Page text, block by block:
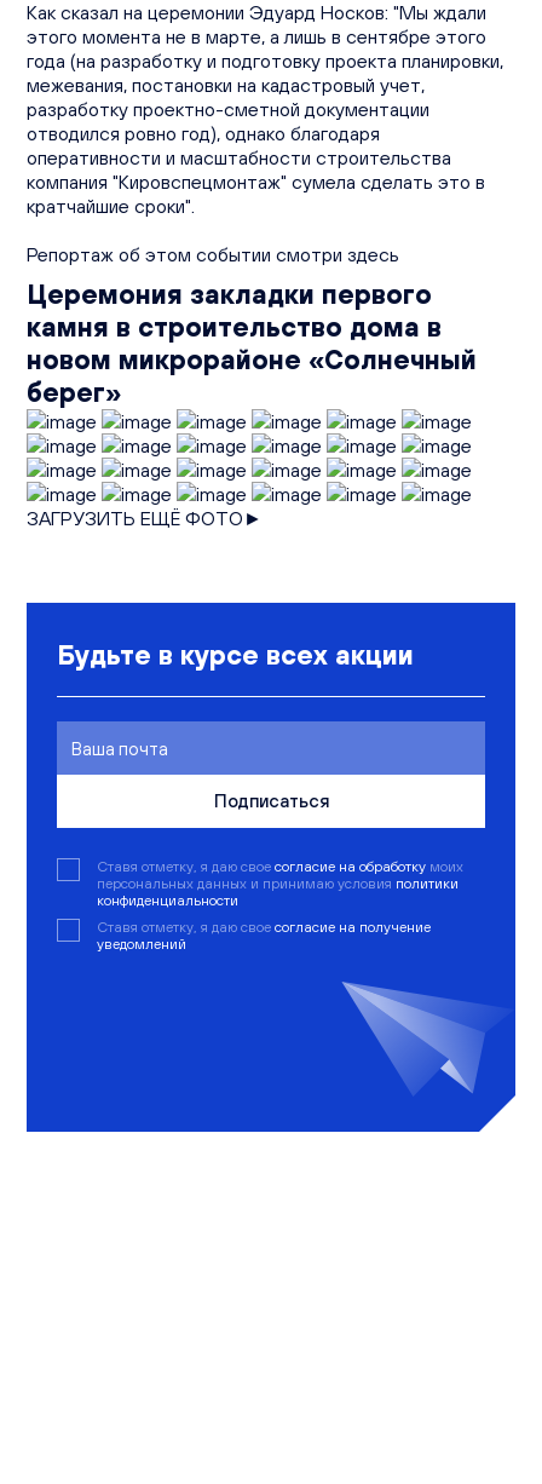
Как сказал на церемонии Эдуард Носков: "Мы ждали
этого момента не в марте, а лишь в сентябре этого
года (на разработку и подготовку проекта планировки,
межевания, постановки на кадастровый учет,
разработку проектно-сметной документации
отводился ровно год), однако благодаря
оперативности и масштабности строительства
компания "Кировспецмонтаж" сумела сделать это в
кратчайшие сроки".
Репортаж об этом событии смотри здесь
Церемония закладки первого
камня в строительство дома в
новом микрорайоне «Солнечный
берег»
ЗАГРУЗИТЬ ЕЩЁ ФОТО►
Будьте в курсе всех акции
Подписаться
Ставя отметку, я даю свое согласие на обработку моих
персональных данных и принимаю условия политики
конфиденциальности
Ставя отметку, я даю свое согласие на получение
уведомлений